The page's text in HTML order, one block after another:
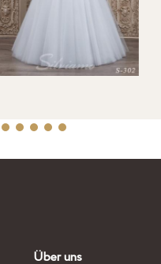
Über uns